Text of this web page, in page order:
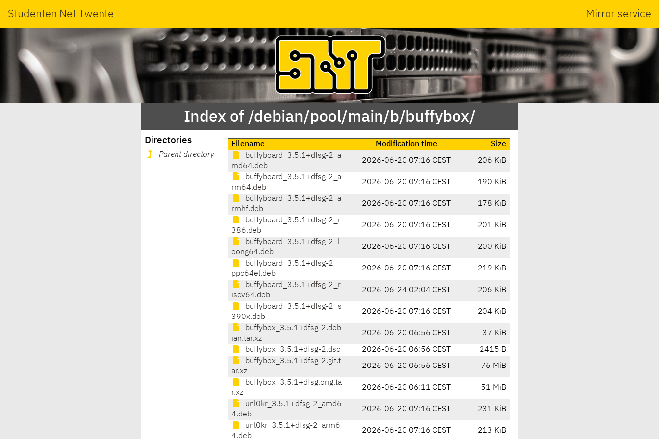
Studenten Net Twente Mirror service
Index of /debian/pool/main/b/buffybox/
Directories
Parent directory
Filename Modification time
Size
buffyboard_3.5.1+dfsg-2_a
md64.deb
2026-06-20 07:16 CEST 206 KiB
buffyboard_3.5.1+dfsg-2_a
rm64.deb
2026-06-20 07:16 CEST 190 KiB
buffyboard_3.5.1+dfsg-2_a
rmhf.deb
2026-06-20 07:16 CEST 178 KiB
buffyboard_3.5.1+dfsg-2_i
386.deb
2026-06-20 07:16 CEST 201 KiB
buffyboard_3.5.1+dfsg-2_l
oong64.deb
2026-06-20 07:16 CEST 200 KiB
buffyboard_3.5.1+dfsg-2_
ppc64el.deb
2026-06-20 07:16 CEST 219 KiB
buffyboard_3.5.1+dfsg-2_r
iscv64.deb
2026-06-24 02:04 CEST 206 KiB
buffyboard_3.5.1+dfsg-2_s
390x.deb
2026-06-20 07:16 CEST 204 KiB
buffybox_3.5.1+dfsg-2.deb
ian.tar.xz
2026-06-20 06:56 CEST 37 KiB
buffybox_3.5.1+dfsg-2.dsc 2026-06-20 06:56 CEST
2415 B
buffybox_3.5.1+dfsg-2.git.t
ar.xz
2026-06-20 06:56 CEST 76 MiB
buffybox_3.5.1+dfsg.orig.ta
r.xz
2026-06-20 06:11 CEST 51 MiB
unl0kr_3.5.1+dfsg-2_amd6
4.deb
2026-06-20 07:16 CEST 231 KiB
unl0kr_3.5.1+dfsg-2_arm6
4.deb
2026-06-20 07:16 CEST 213 KiB